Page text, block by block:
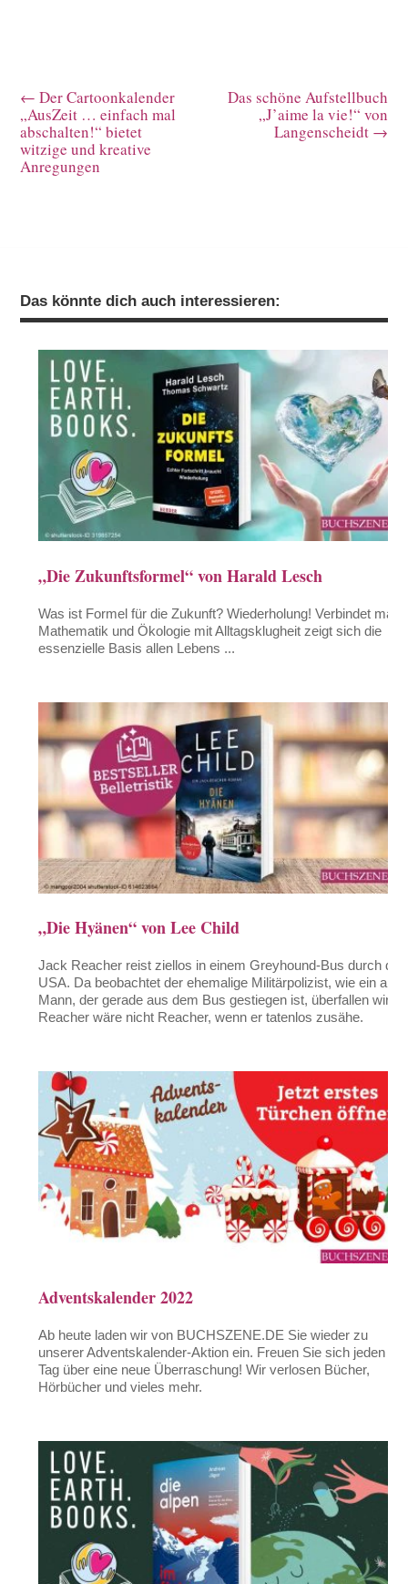
←Der Cartoonkalender
„AusZeit … einfach mal
abschalten!“ bietet
witzige und kreative
Anregungen
Das schöne Aufstellbuch
„J’aime la vie!“ von
Langenscheidt→
Das könnte dich auch interessieren:
„Die Zukunftsformel“ von Harald Lesch
Was ist Formel für die Zukunft? Wiederholung! Verbindet man
Mathematik und Ökologie mit Alltagsklugheit zeigt sich die
essenzielle Basis allen Lebens ...
„Die Hyänen“ von Lee Child
Jack Reacher reist ziellos in einem Greyhound-Bus durch die
USA. Da beobachtet der ehemalige Militärpolizist, wie ein alter
Mann, der gerade aus dem Bus gestiegen ist, überfallen wird.
Reacher wäre nicht Reacher, wenn er tatenlos zusähe.
Adventskalender 2022
Ab heute laden wir von BUCHSZENE.DE Sie wieder zu
unserer Adventskalender-Aktion ein. Freuen Sie sich jeden
Tag über eine neue Überraschung! Wir verlosen Bücher,
Hörbücher und vieles mehr.